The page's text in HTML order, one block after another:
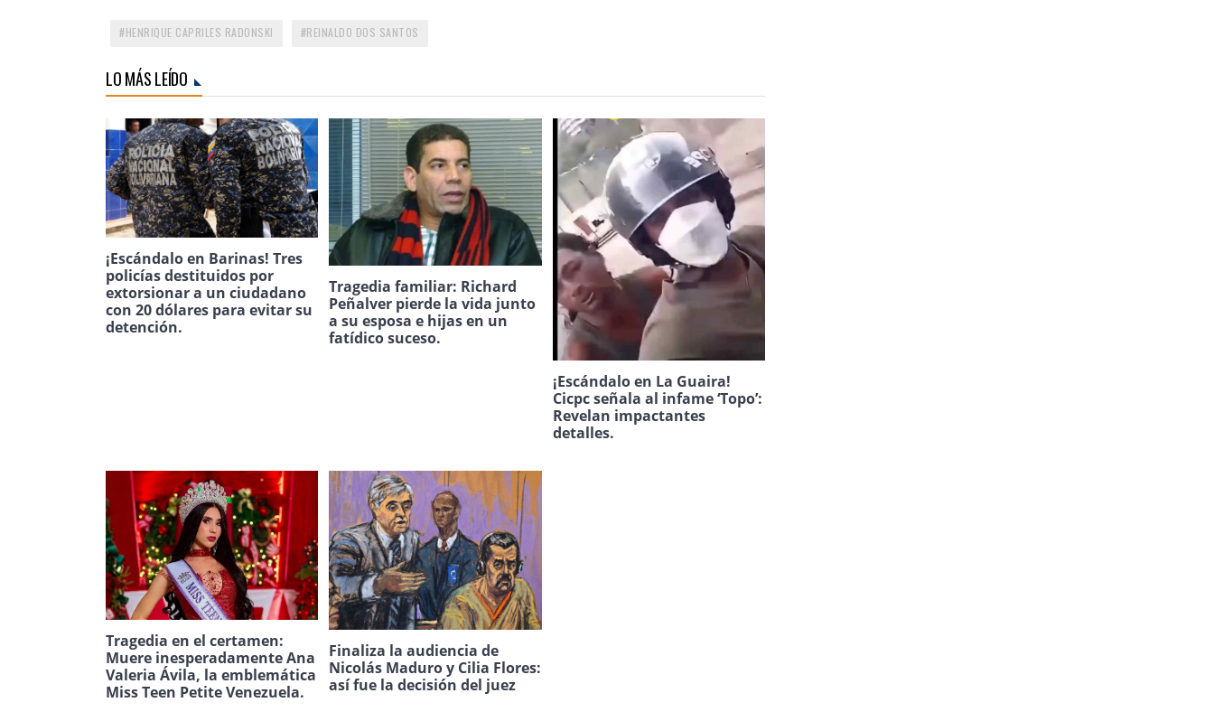
HENRIQUE CAPRILES RADONSKI REINALDO DOS SANTOS
LO MÁS LEÍDO
¡Escándalo en Barinas! Tres
policías destituidos por
extorsionar a un ciudadano
con 20 dólares para evitar su
detención.
Tragedia familiar: Richard
Peñalver pierde la vida junto
a su esposa e hijas en un
fatídico suceso.
¡Escándalo en La Guaira!
Cicpc señala al infame ‘Topo’:
Revelan impactantes
detalles.
Tragedia en el certamen:
Muere inesperadamente Ana
Valeria Ávila, la emblemática
Miss Teen Petite Venezuela.
Finaliza la audiencia de
Nicolás Maduro y Cilia Flores:
así fue la decisión del juez